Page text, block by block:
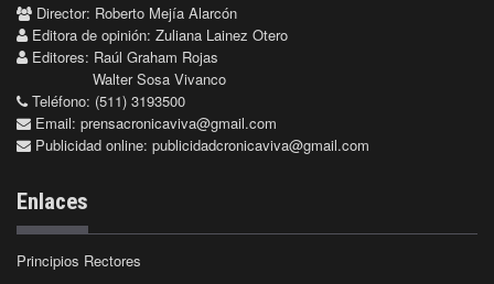
Director: Roberto Mejía Alarcón
Editora de opinión: Zuliana Lainez Otero
Editores: Raúl Graham Rojas
Walter Sosa Vivanco
Teléfono: (511) 3193500
Email: prensacronicaviva@gmail.com
Publicidad online: publicidadcronicaviva@gmail.com
Enlaces
Principios Rectores